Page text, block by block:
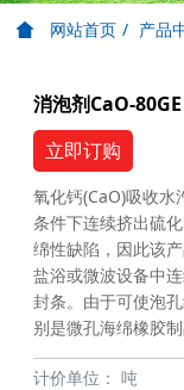
网站首页 产品
消泡剂CaO-80GE
立即订购
氧化钙(CaO)吸收
条件下连续挤出硫
绵性缺陷，因此该
盐浴或微波设备中
封条。由于可使泡
别是微孔海绵橡胶
计价单位： 吨